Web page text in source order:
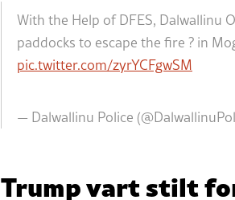
With the Help of DFES, Dalwallinu
paddocks to escape the fire ? in
pic.twitter.com/zyrYCFgwSM
— Dalwallinu Police
Trump vart stilt